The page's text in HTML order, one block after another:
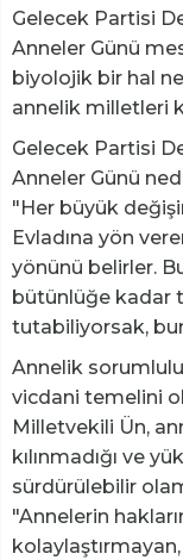
Gelecek Partisi
Anneler Günü
biyolojik bir hal
annelik milletleri
Gelecek Partisi
Anneler Günü
"Her büyük
Evladına yön
yönünü belirler.
bütünlüğe kadar
tutabiliyorsak,
Annelik
vicdani temelini
Milletvekili Ün,
kılınmadığı ve
sürdürülebilir
"Annelerin